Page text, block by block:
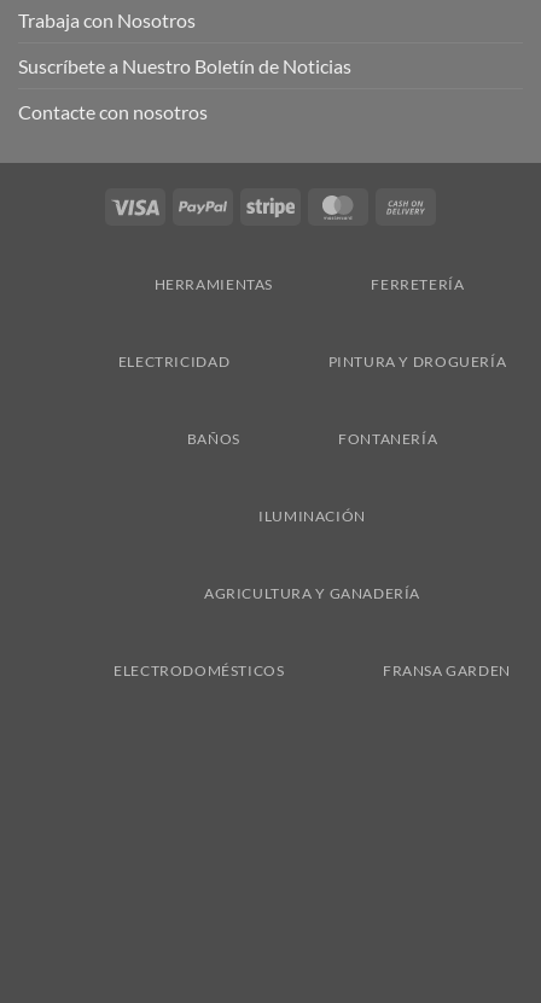
Trabaja con Nosotros
Suscríbete a Nuestro Boletín de Noticias
Contacte con nosotros
Visa PayPal Stripe MasterCard
HERRAMIENTAS FERRETERÍA
ELECTRICIDAD PINTURA Y DROGUERÍA
BAÑOS FONTANERÍA
ILUMINACIÓN
AGRICULTURA Y GANADERÍA
ELECTRODOMÉSTICOS FRANSA GARDEN